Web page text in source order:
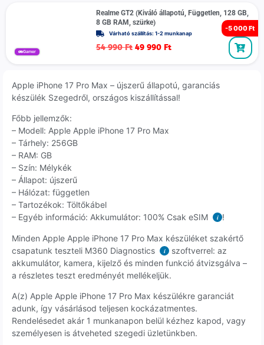
-5 000 Ft
Gamer
Realme GT2 (Kiváló állapotú, Független, 128 GB,
8 GB RAM, szürke)
Várható szállítás: 1-2 munkanap
54 990Ft 49 990 Ft
Apple iPhone 17 Pro Max – újszerű állapotú, garanciás
készülék Szegedről, országos kiszállítással!
Főbb jellemzők:
– Modell: Apple Apple iPhone 17 Pro Max
– Tárhely: 256GB
– RAM: GB
– Szín: Mélykék
– Állapot: újszerű
– Hálózat: független
– Tartozékok: Töltőkábel
– Egyéb információ: Akkumulátor: 100% Csak eSIM
i !
Minden Apple Apple iPhone 17 Pro Max készüléket szakértő
csapatunk teszteli M360 Diagnostics
i
szoftverrel: az
akkumulátor, kamera, kijelző és minden funkció átvizsgálva –
a részletes teszt eredményét mellékeljük.
A(z) Apple Apple iPhone 17 Pro Max készülékre garanciát
adunk, így vásárlásod teljesen kockázatmentes.
Rendelésedet akár 1 munkanapon belül kézhez kapod, vagy
személyesen is átveheted szegedi üzletünkben.